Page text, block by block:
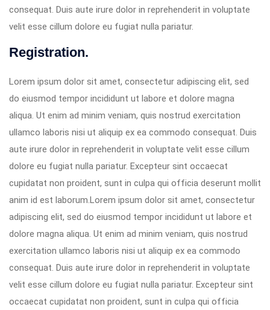
consequat. Duis aute irure dolor in reprehenderit in voluptate
velit esse cillum dolore eu fugiat nulla pariatur.
Registration.
Lorem ipsum dolor sit amet, consectetur adipiscing elit, sed
do eiusmod tempor incididunt ut labore et dolore magna
aliqua. Ut enim ad minim veniam, quis nostrud exercitation
ullamco laboris nisi ut aliquip ex ea commodo consequat. Duis
aute irure dolor in reprehenderit in voluptate velit esse cillum
dolore eu fugiat nulla pariatur. Excepteur sint occaecat
cupidatat non proident, sunt in culpa qui officia deserunt mollit
anim id est laborum.Lorem ipsum dolor sit amet, consectetur
adipiscing elit, sed do eiusmod tempor incididunt ut labore et
dolore magna aliqua. Ut enim ad minim veniam, quis nostrud
exercitation ullamco laboris nisi ut aliquip ex ea commodo
consequat. Duis aute irure dolor in reprehenderit in voluptate
velit esse cillum dolore eu fugiat nulla pariatur. Excepteur sint
occaecat cupidatat non proident, sunt in culpa qui officia